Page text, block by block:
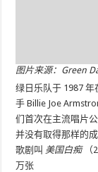
图片来源：Green
绿日乐队于 1987
手 Billie Joe
们首次在主流唱片
并没有取得那样的
歌剧叫 美国白痴（
万张